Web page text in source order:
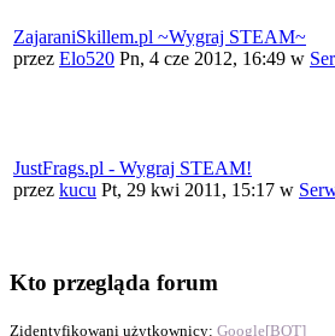
ZajaraniSkillem.pl ~Wygraj STEAM~
przez Elo520 Pn, 4 cze 2012, 16:49 w
JustFrags.pl - Wygraj STEAM!
przez kucu Pt, 29 kwi 2011, 15:17 w
Kto przegląda forum
Zidentyfikowani użytkownicy: Google[BOT]